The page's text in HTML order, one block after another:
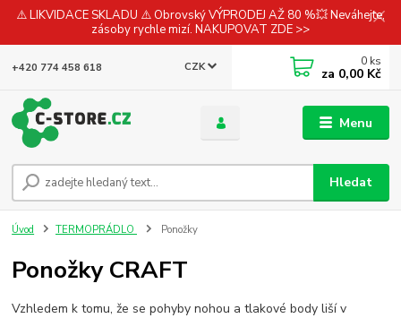
⚠️ LIKVIDACE SKLADU ⚠️ Obrovský VÝPRODEJ AŽ 80 %💥 Neváhejte,
zásoby rychle mizí. NAKUPOVAT ZDE >>
Menu
CZK
Hledat
+420 774 458 618 0 ks
za 0,00 Kč
Úvod TERMOPRÁDLO Ponožky
Ponožky CRAFT
Vzhledem k tomu, že se pohyby nohou a tlakové body liší v